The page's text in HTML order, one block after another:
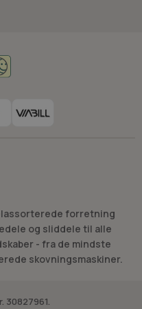
forretning
og sliddele til alle
- fra de mindste
skovningsmaskiner.
30827961.